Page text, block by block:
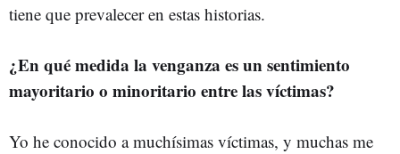
tiene que prevalecer en estas historias.
¿En qué medida la venganza es un sentimiento
mayoritario o minoritario entre las víctimas?
Yo he conocido a muchísimas víctimas, y muchas me